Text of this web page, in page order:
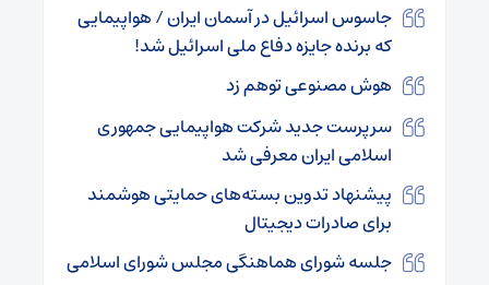
جاسوس اسرائیل در آسمان ایران / هواپیمایی
که برنده جایزه دفاع ملی اسرائیل شد!
هوش مصنوعی توهم زد
سرپرست جدید شرکت هواپیمایی جمهوری
اسلامی ایران معرفی شد
پیشنهاد تدوین بسته‌های حمایتی هوشمند
برای صادرات دیجیتال
جلسه شورای هماهنگی مجلس شورای اسلامی